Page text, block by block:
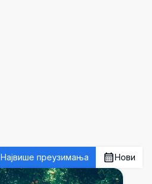
Највише преузимања Нови